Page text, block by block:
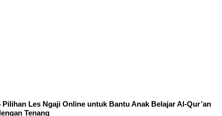
Pilihan Les Ngaji Online untuk Bantu Anak Belajar Al-Qur’an
Tenang